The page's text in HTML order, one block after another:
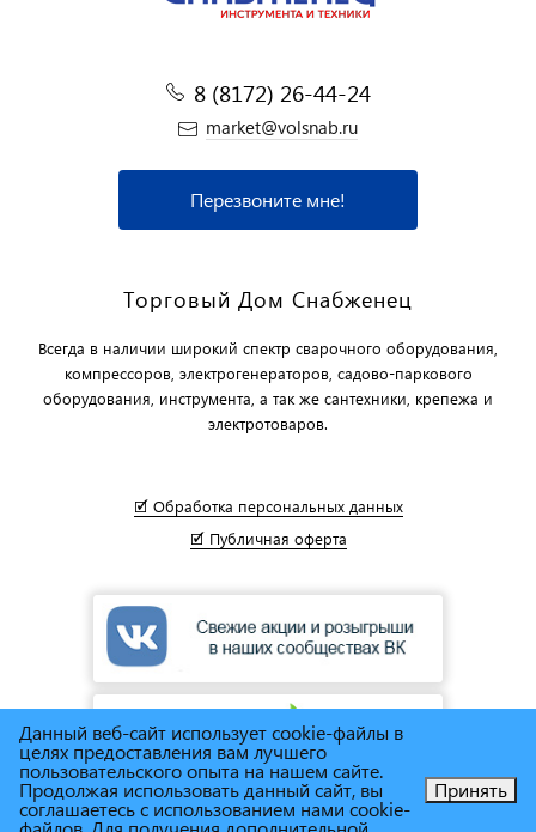
8 (8172) 26-44-24
market@volsnab.ru
Перезвоните мне!
Торговый Дом Снабженец
Всегда в наличии широкий спектр сварочного оборудования,
компрессоров, электрогенераторов, садово-паркового
оборудования, инструмента, а так же сантехники, крепежа и
электротоваров.
🗹 Обработка персональных данных
🗹 Публичная оферта
Позвоните нам!
Данный веб-сайт использует cookie-файлы в
целях предоставления вам лучшего
пользовательского опыта на нашем сайте.
Продолжая использовать данный сайт, вы
соглашаетесь с использованием нами cookie-
Принять